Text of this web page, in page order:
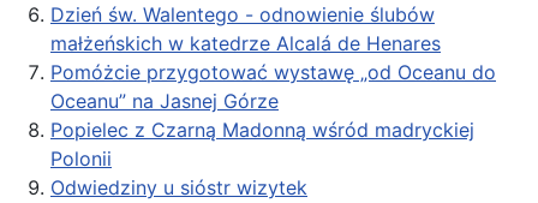
Dzień św. Walentego - odnowienie ślubów
małżeńskich w katedrze Alcalá de Henares
Pomóżcie przygotować wystawę „od Oceanu do
Oceanu” na Jasnej Górze
Popielec z Czarną Madonną wśród madryckiej
Polonii
Odwiedziny u sióstr wizytek